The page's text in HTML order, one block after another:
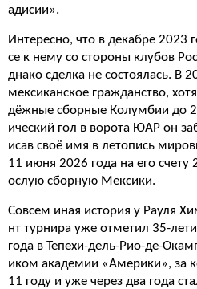
адисии».
Интересно, что в декабре 2023
се к нему со стороны клубов
днако сделка не состоялась. В
мексиканское гражданство,
дёжные сборные Колумбии до
ический гол в ворота ЮАР он
исав своё имя в летопись
11 июня 2026 года на его счету
ослую сборную Мексики.
Совсем иная история у Рауля
нт турнира уже отметил 35-
года в Тепехи-дель-Рио-де-
иком академии «Америки», за
11 году и уже через два года